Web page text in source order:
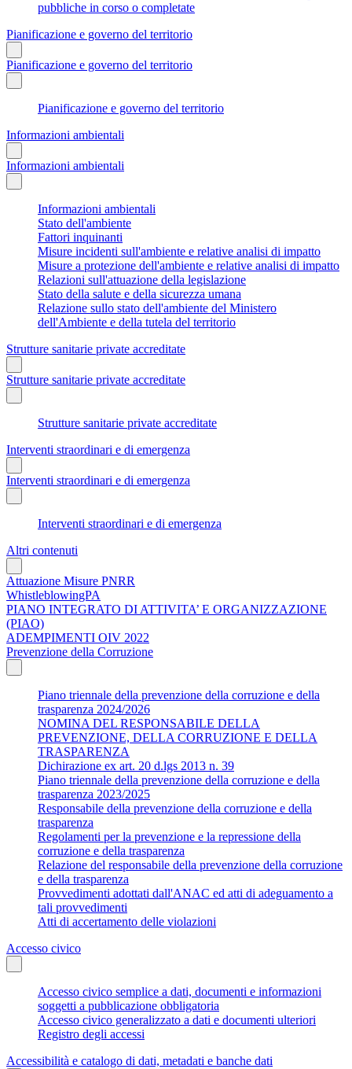
pubbliche in corso o completate
Pianificazione e governo del territorio
Pianificazione e governo del territorio
Pianificazione e governo del territorio
Informazioni ambientali
Informazioni ambientali
Informazioni ambientali
Stato dell'ambiente
Fattori inquinanti
Misure incidenti sull'ambiente e relative analisi di impatto
Misure a protezione dell'ambiente e relative analisi di impatto
Relazioni sull'attuazione della legislazione
Stato della salute e della sicurezza umana
Relazione sullo stato dell'ambiente del Ministero
dell'Ambiente e della tutela del territorio
Strutture sanitarie private accreditate
Strutture sanitarie private accreditate
Strutture sanitarie private accreditate
Interventi straordinari e di emergenza
Interventi straordinari e di emergenza
Interventi straordinari e di emergenza
Altri contenuti
Attuazione Misure PNRR
WhistleblowingPA
PIANO INTEGRATO DI ATTIVITA’ E ORGANIZZAZIONE
(PIAO)
ADEMPIMENTI OIV 2022
Prevenzione della Corruzione
Piano triennale della prevenzione della corruzione e della
trasparenza 2024/2026
NOMINA DEL RESPONSABILE DELLA
PREVENZIONE, DELLA CORRUZIONE E DELLA
TRASPARENZA
Dichirazione ex art. 20 d.lgs 2013 n. 39
Piano triennale della prevenzione della corruzione e della
trasparenza 2023/2025
Responsabile della prevenzione della corruzione e della
trasparenza
Regolamenti per la prevenzione e la repressione della
corruzione e della trasparenza
Relazione del responsabile della prevenzione della corruzione
e della trasparenza
Provvedimenti adottati dall'ANAC ed atti di adeguamento a
tali provvedimenti
Atti di accertamento delle violazioni
Accesso civico
Accesso civico semplice a dati, documenti e informazioni
soggetti a pubblicazione obbligatoria
Accesso civico generalizzato a dati e documenti ulteriori
Registro degli accessi
Accessibilità e catalogo di dati, metadati e banche dati